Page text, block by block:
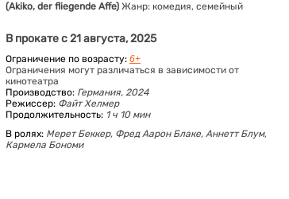
(Akiko, der fliegende Affe) Жанр: комедия, семейный
В прокате с 21 августа, 2025
Ограничение по возрасту: 6+
Ограничения могут различаться в зависимости от
кинотеатра
Производство: Германия, 2024
Режиссер: Файт Хелмер
Продолжительность: 1 ч 10 мин
В ролях: Мерет Беккер, Фред Аарон Блаке, Аннетт Блум,
Кармела Бономи